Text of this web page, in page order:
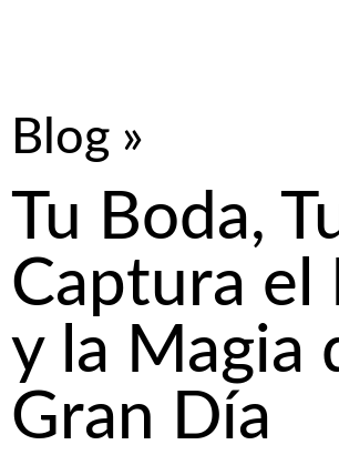
Blog »
Tu Boda,
Captura el
y la Magia
Gran Día